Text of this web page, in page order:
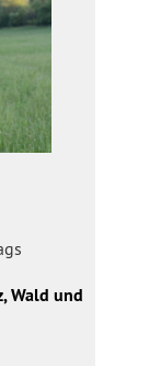
Wald und